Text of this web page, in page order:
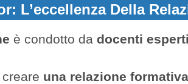
L’eccellenza Della
è condotto da docenti
una relazione